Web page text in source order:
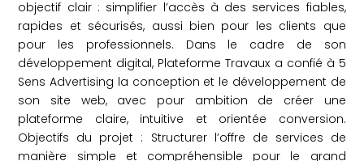
objectif clair : simplifier l’accès à des services fiables,
rapides et sécurisés, aussi bien pour les clients que
pour les professionnels. Dans le cadre de son
développement digital, Plateforme Travaux a confié à 5
Sens Advertising la conception et le développement de
son site web, avec pour ambition de créer une
plateforme claire, intuitive et orientée conversion.
Objectifs du projet : Structurer l’offre de services de
manière simple et compréhensible pour le grand